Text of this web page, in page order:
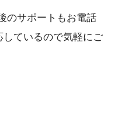
のサポートもお電話
ているので気軽にご